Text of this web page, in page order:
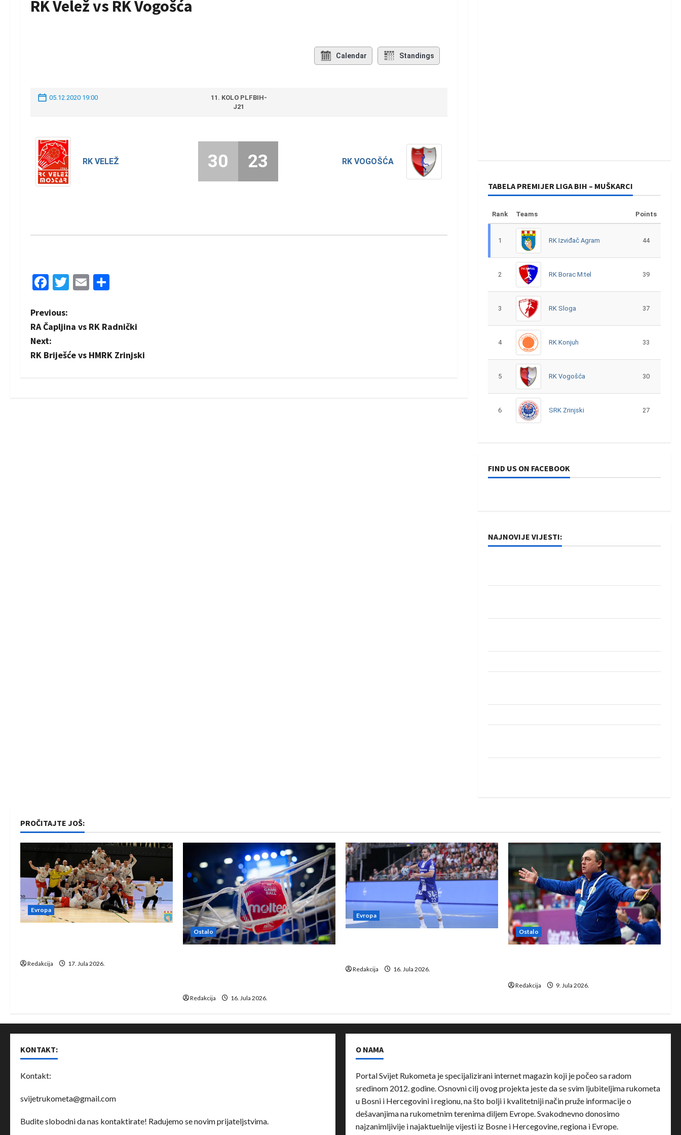
RK Velež vs RK Vogošća
Calendar Standings
05.12.2020 19:00
11. KOLO PLFBIH-
J21
RK VELEŽ RK VOGOŠĆA
30 23
Facebook
Twitter
Email
P
o
s
Previous:
RA Čapljina vs RK Radnički
Next:
RK Briješće vs HMRK Zrinjski
TABELA PREMIJER LIGA BIH – MUŠKARCI
Rank Teams Points
1 RK Izviđač Agram 44
2 RK Borac M:tel 39
3 RK Sloga 37
4 RK Konjuh 33
5 RK Vogošća 30
6 SRK Zrinjski 27
FIND US ON FACEBOOK
NAJNOVIJE VIJESTI:
PROČITAJTE JOŠ:
Evropa
Redakcija 17. Jula 2026.
Ostalo
Redakcija 16. Jula 2026.
Evropa
Redakcija 16. Jula 2026.
Ostalo
Redakcija 9. Jula 2026.
KONTAKT:
Kontakt:
svijetrukometa@gmail.com
Budite slobodni da nas kontaktirate! Radujemo se novim prijateljstvima.
O NAMA
Portal Svijet Rukometa je specijalizirani internet magazin koji je počeo sa radom
sredinom 2012. godine. Osnovni cilj ovog projekta jeste da se svim ljubiteljima rukometa
u Bosni i Hercegovini i regionu, na što bolji i kvalitetniji način pruže informacije o
dešavanjima na rukometnim terenima diljem Evrope. Svakodnevno donosimo
najzanimljivije i najaktuelnije vijesti iz Bosne i Hercegovine, regiona i Evrope.